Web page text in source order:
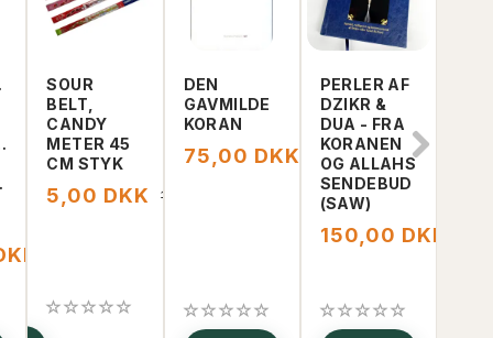
SOUR
BELT,
CANDY
METER 45
CM STYK
5,00 DKK 10,00 DKK
DEN
GAVMILDE
KORAN
75,00 DKK 150,00 DKK
PERLER AF
DZIKR &
DUA - FRA
KORANEN
OG ALLAHS
SENDEBUD
(SAW)
150,00 DKK